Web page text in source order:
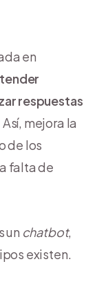
en
respuestas
Así, mejora la
de los
falta de
un chatbot,
existen.